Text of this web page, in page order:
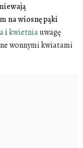
na wiosnę pąki
i kwietniauwagę
wonnymi kwiatami